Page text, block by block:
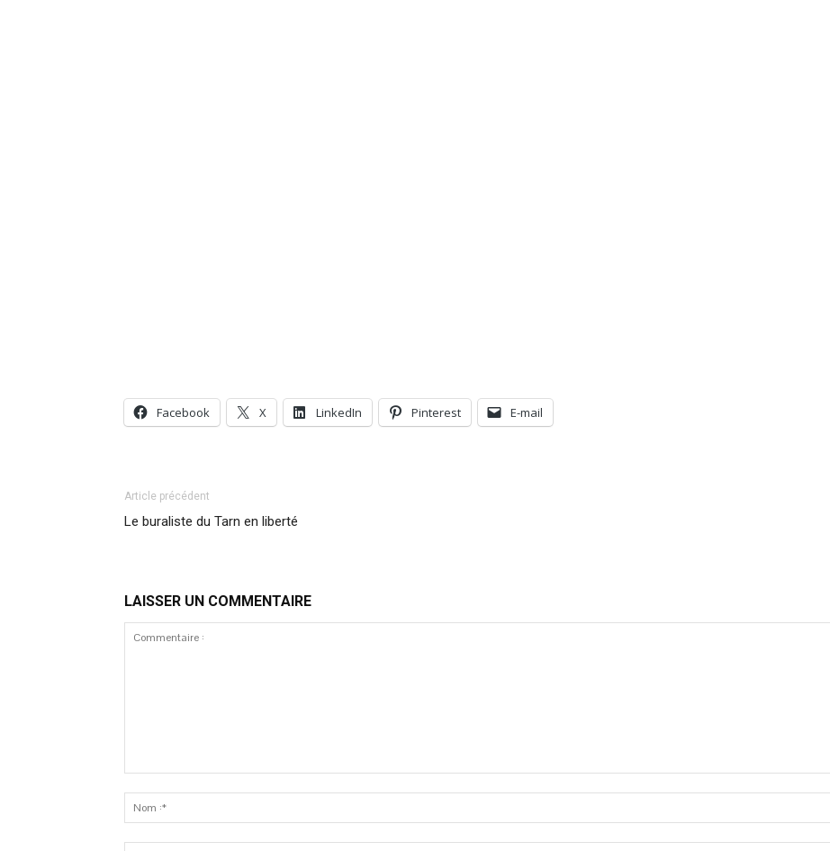
Facebook X LinkedIn Pinterest E-mail
Article précédent
Le buraliste du Tarn en liberté
LAISSER UN COMMENTAIRE